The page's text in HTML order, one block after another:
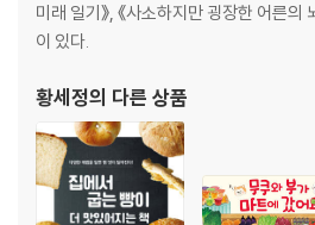
자신에게 필요한 실천 전략을 적어보라
‘습관의 3원칙’ 정리
미래 일기》, 《사소하지만 굉장한 어른의
이 있다.
황세정의 다른 상품